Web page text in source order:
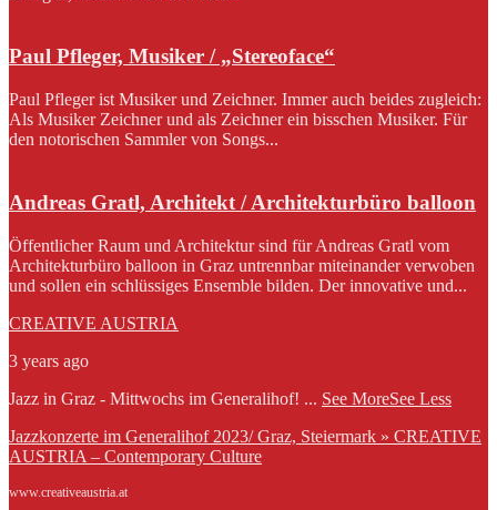
Paul Pfleger, Musiker / „Stereoface“
Paul Pfleger ist Musiker und Zeichner. Immer auch beides zugleich:
Als Musiker Zeichner und als Zeichner ein bisschen Musiker. Für
den notorischen Sammler von Songs...
Andreas Gratl, Architekt / Architekturbüro balloon
Öffentlicher Raum und Architektur sind für Andreas Gratl vom
Architekturbüro balloon in Graz untrennbar miteinander verwoben
und sollen ein schlüssiges Ensemble bilden. Der innovative und...
CREATIVE AUSTRIA
3 years ago
Jazz in Graz - Mittwochs im Generalihof! ... See MoreSee Less
Jazzkonzerte im Generalihof 2023/ Graz, Steiermark » CREATIVE
AUSTRIA – Contemporary Culture
www.creativeaustria.at